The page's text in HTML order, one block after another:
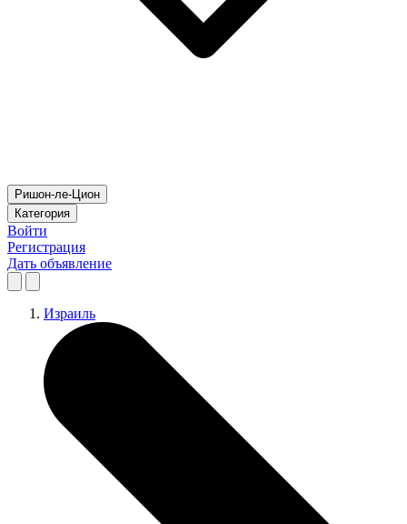
Ришон-ле-Цион
Категория
Войти
Регистрация
Дать объявление
Израиль